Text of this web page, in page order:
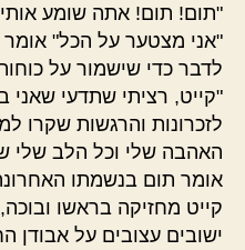
"תום! תום! אתה שומע
"אני מצטער על הכל"
לדבר כדי שישמור על
"קייט, רציתי שתדעי
לזכרונות והרגשות שקרו
האהבה שלי וכל הלב שלי
אומר תום בנשמתו
קייט מחזיקה בראשו
ישובים עצובים על